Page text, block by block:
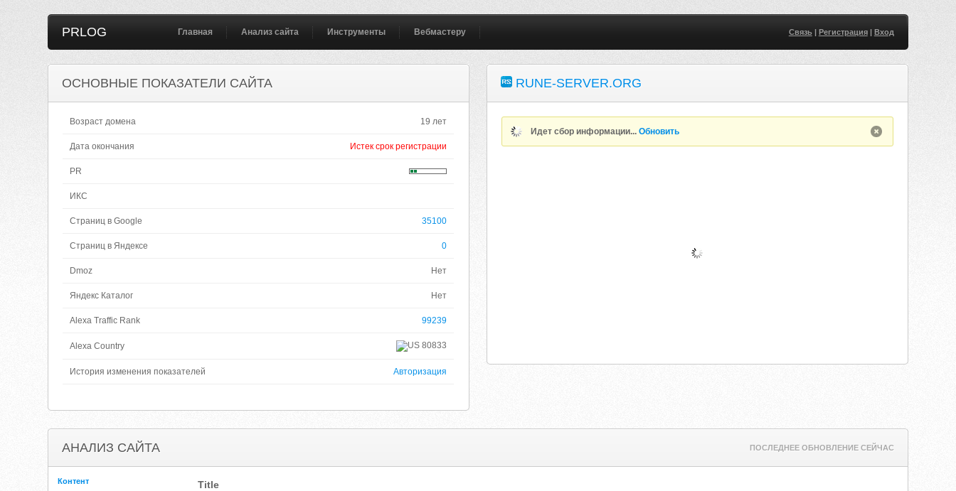
PRLOG Главная Анализ сайта Инструменты Вебмастеру Связь| Регистрация| Вход
ОСНОВНЫЕ ПОКАЗАТЕЛИ САЙТА
Возраст домена 19 лет
Дата окончания Истек срок регистрации
PR
ИКС
Страниц в Google 35100
Страниц в Яндексе 0
Dmoz Нет
Яндекс Каталог Нет
Alexa Traffic Rank 99239
Alexa Country 80833
История изменения показателей Авторизация
RUNE-SERVER.ORG
Идет сбор информации...Обновить
АНАЛИЗ САЙТА ПОСЛЕДНЕЕ ОБНОВЛЕНИЕ СЕЙЧАС
Контент Title